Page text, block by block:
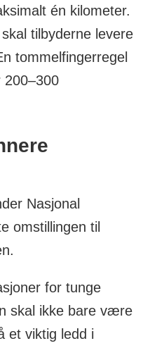
én kilometer.
tilbyderne levere
tommelfingerregel
200–300
Nasjonal
omstillingen til
for tunge
skal ikke bare være
et viktig ledd i